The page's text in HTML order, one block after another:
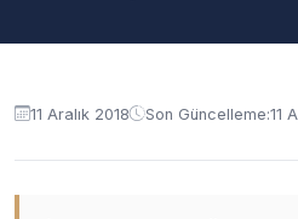
11 Aralık 2018 Son Güncelleme:11